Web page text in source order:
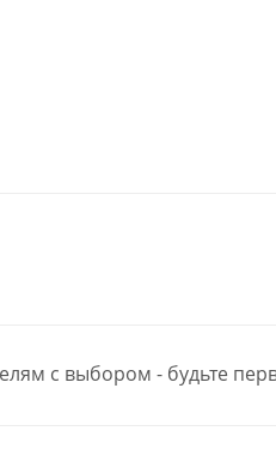
с выбором - будьте